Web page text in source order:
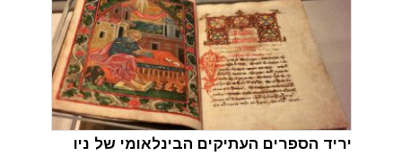
יריד הספרים העתיקים הבינלאומי של ניו